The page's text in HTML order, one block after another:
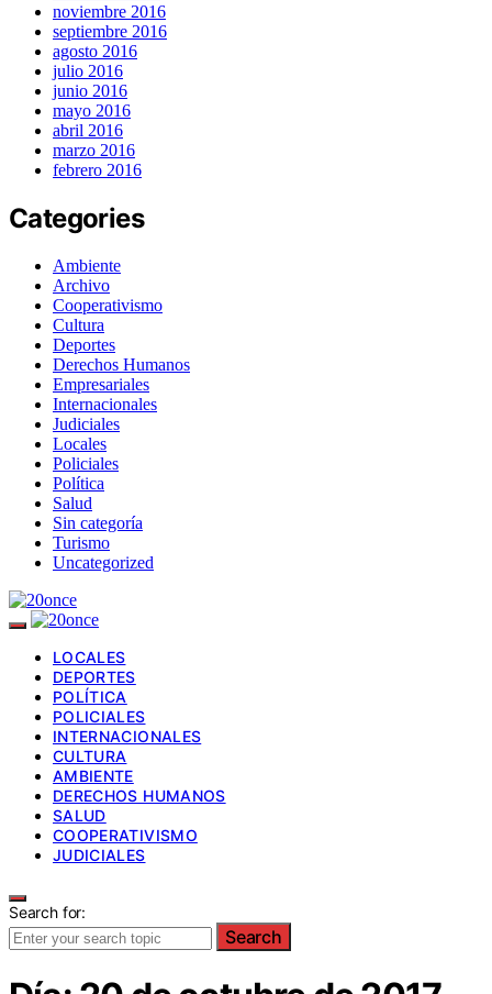
noviembre 2016
septiembre 2016
agosto 2016
julio 2016
junio 2016
mayo 2016
abril 2016
marzo 2016
febrero 2016
Categories
Ambiente
Archivo
Cooperativismo
Cultura
Deportes
Derechos Humanos
Empresariales
Internacionales
Judiciales
Locales
Policiales
Política
Salud
Sin categoría
Turismo
Uncategorized
LOCALES
DEPORTES
POLÍTICA
POLICIALES
INTERNACIONALES
CULTURA
AMBIENTE
DERECHOS HUMANOS
SALUD
COOPERATIVISMO
JUDICIALES
Search for:
Search